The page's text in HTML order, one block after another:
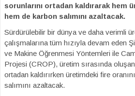
sorunlarını ortadan kaldırarak hem
hem de karbon salımını azaltacak.
Sürdürülebilir bir dünya ve daha verimli
çalışmalarına tüm hızıyla devam eden
ve Makine Öğrenmesi Yöntemleri ile
Projesi (CROP), üretim sırasında oluşan
ortadan kaldırırken üretimdeki fire
salımını azaltacak.